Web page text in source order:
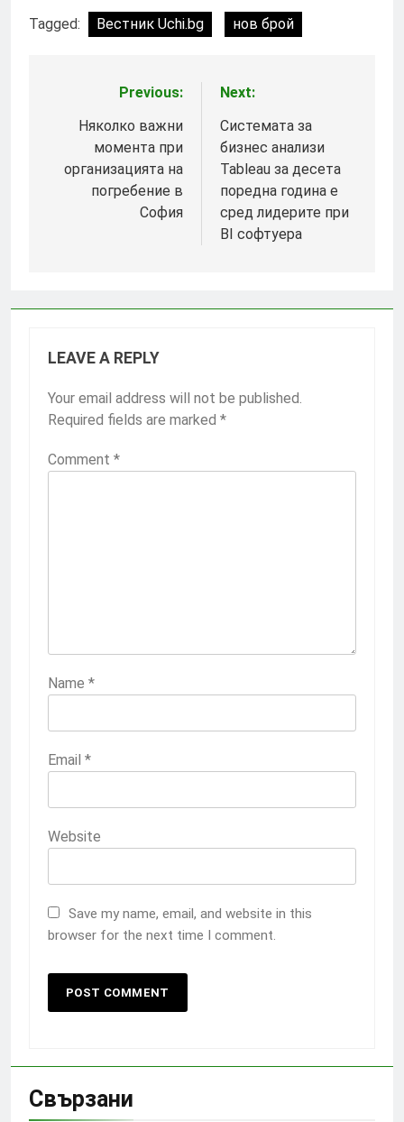
Tagged: Вестник Uchi.bg нов брой
navigation
Previous:
Няколко важни
момента при
организацията на
погребение в
София
Next:
Системата за
бизнес анализи
Tableau за десета
поредна година е
сред лидерите при
BI софтуера
LEAVE A REPLY
Your email address will not be published.
Required fields are marked *
Comment *
Name *
Email *
Website
Save my name, email, and website in this
browser for the next time I comment.
Свързани